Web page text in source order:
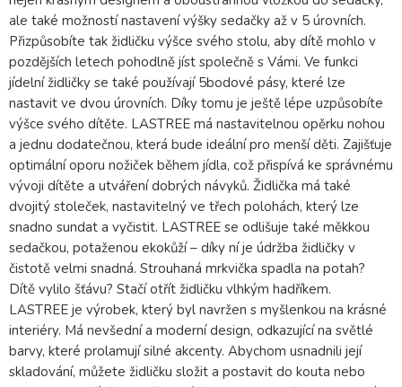
ale také možností nastavení výšky sedačky až v 5 úrovních.
Přizpůsobíte tak židličku výšce svého stolu, aby dítě mohlo v
pozdějších letech pohodlně jíst společně s Vámi. Ve funkci
jídelní židličky se také používají 5bodové pásy, které lze
nastavit ve dvou úrovních. Díky tomu je ještě lépe uzpůsobíte
výšce svého dítěte. LASTREE má nastavitelnou opěrku nohou
a jednu dodatečnou, která bude ideální pro menší děti. Zajišťuje
optimální oporu nožiček během jídla, což přispívá ke správnému
vývoji dítěte a utváření dobrých návyků. Židlička má také
dvojitý stoleček, nastavitelný ve třech polohách, který lze
snadno sundat a vyčistit. LASTREE se odlišuje také měkkou
sedačkou, potaženou ekokůží – díky ní je údržba židličky v
čistotě velmi snadná. Strouhaná mrkvička spadla na potah?
Dítě vylilo šťávu? Stačí otřít židličku vlhkým hadříkem.
LASTREE je výrobek, který byl navržen s myšlenkou na krásné
interiéry. Má nevšední a moderní design, odkazující na světlé
barvy, které prolamují silné akcenty. Abychom usnadnili její
skladování, můžete židličku složit a postavit do kouta nebo